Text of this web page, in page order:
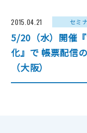
2015.04.21 セミ
5/20（水）開催
化』で 帳票配信
（大阪）